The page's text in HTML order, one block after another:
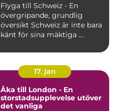
Flyga till Schweiz - En
övergripande, grundlig
översikt Schweiz är inte bara
känt för sina mäktiga ...
17. jan
Åka till London - En
storstadsupplevelse utöver
det vanliga